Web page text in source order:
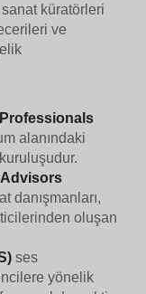
küratörleri
ve
alanındaki
danışmanları,
oluşan
ses
yönelik